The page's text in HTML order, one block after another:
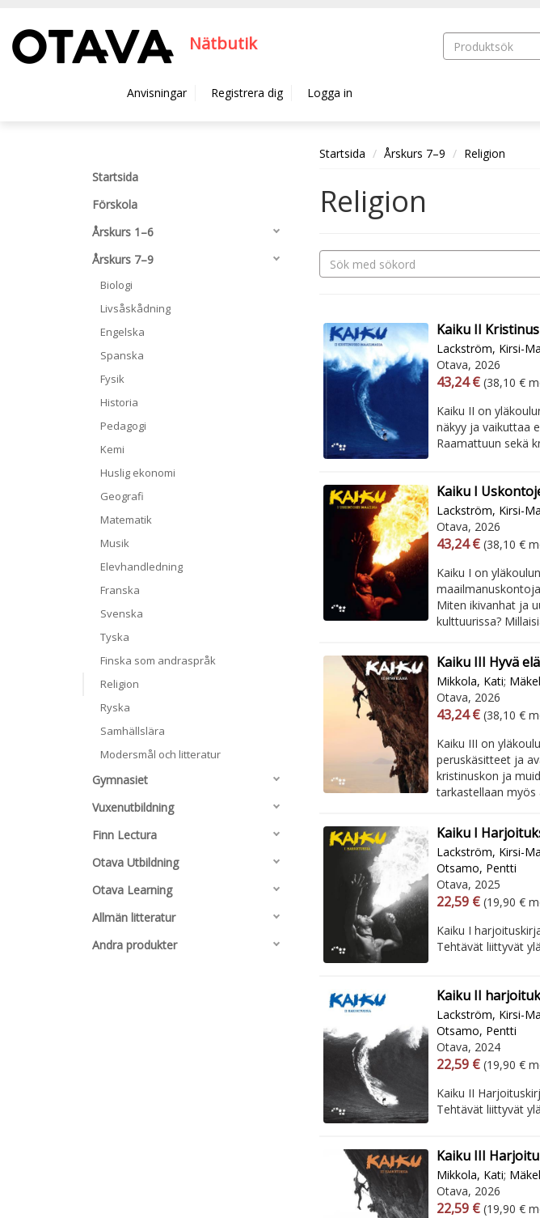
Nätbutik
Anvisningar Registrera dig Logga in
Startsida
Förskola
Årskurs 1–6
Årskurs 7–9
Biologi
Livsåskådning
Engelska
Spanska
Fysik
Historia
Pedagogi
Kemi
Huslig ekonomi
Geografi
Matematik
Musik
Elevhandledning
Franska
Svenska
Tyska
Finska som andraspråk
Religion
Ryska
Samhällslära
Modersmål och litteratur
Gymnasiet
Vuxenutbildning
Finn Lectura
Otava Utbildning
Otava Learning
Allmän litteratur
Andra produkter
Startsida Årskurs 7–9 Religion
Religion
Kaiku II
Lackström, Kirsi-
Otava, 2026
Arvonlisäverollinen
43,24 € (38,10 €
Kaiku II on
näkyy ja vaikuttaa
Raamattuun sekä
Kaiku I
Lackström, Kirsi-
Otava, 2026
Arvonlisäverollinen
43,24 € (38,10 €
Kaiku I on
Miten ikivanhat ja
kulttuurissa?
Kaiku III Hyvä
Mikkola, Kati;
Otava, 2026
Arvonlisäverollinen
43,24 € (38,10 €
Kaiku III on
peruskäsitteet ja
kristinuskon ja
tarkastellaan myös
Kaiku I
Lackström, Kirsi-
Otsamo, Pentti
Otava, 2025
Arvonlisäverollinen
22,59 € (19,90 €
Kaiku I
Tehtävät liittyvät
Kaiku II
Lackström, Kirsi-
Otsamo, Pentti
Otava, 2024
Arvonlisäverollinen
22,59 € (19,90 €
Kaiku II
Tehtävät liittyvät
Kaiku III
Mikkola, Kati;
Otava, 2026
Arvonlisäverollinen
22,59 € (19,90 €